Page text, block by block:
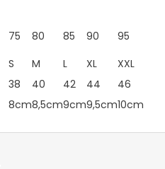
75 80 85 90
95
S
M L XL
XXL
38
40 42 44
46
8cm8,5cm9cm9,5cm10cm